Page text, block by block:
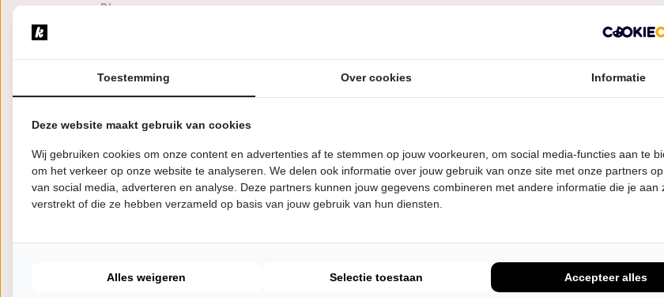
DI
16
DEC
DO
14 20:00 uur Deventer Schouwburg
Deventer
21 20:15 uur Theater de Voorveghter
Toestemming Over cookies Informatie
Deze website maakt gebruik van cookies
Wij gebruiken cookies om onze content en advertenties af te stemmen op jouw voorkeuren, om social media-functies aan te
om het verkeer op onze website te analyseren. We delen ook informatie over jouw gebruik van onze site met onze partners
van social media, adverteren en analyse. Deze partners kunnen jouw gegevens combineren met andere informatie die je aan
verstrekt of die ze hebben verzameld op basis van jouw gebruik van hun diensten.
Alles weigeren Selectie toestaan Accepteer alles